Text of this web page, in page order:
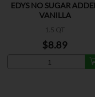
EDYS NO SUGAR
VANILLA
1.5 QT
$8.89